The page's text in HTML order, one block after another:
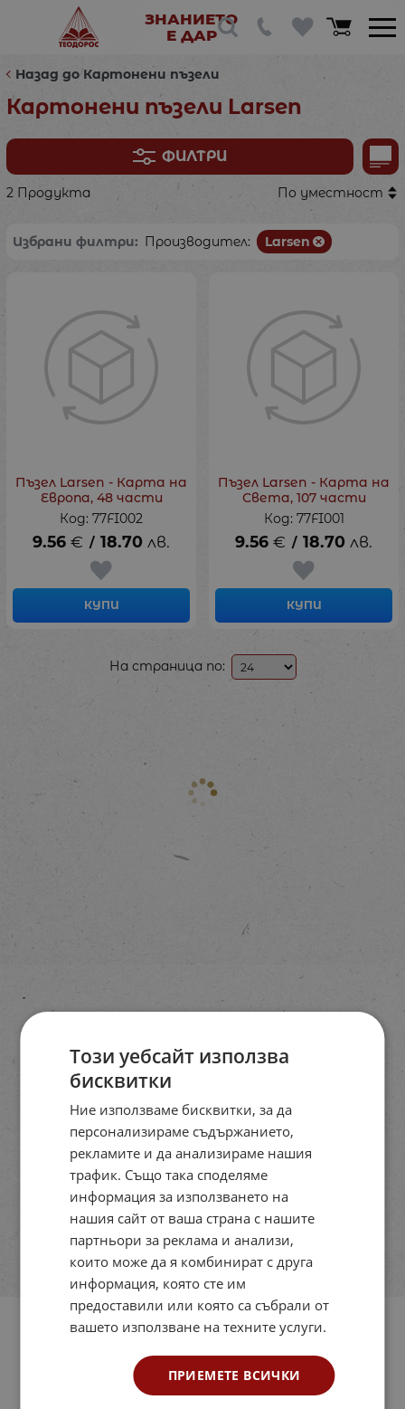
ЗНАНИЕТО
Е ДАР
Назад до Картонени пъзели
Картонени пъзели Larsen
ФИЛТРИ
2 Продукта По уместност
Избрани филтри: Производител: Larsen
Пъзел Larsen - Карта на
Европа, 48 части
Код: 77FI002
9.56 € / 18.70 лв.
КУПИ
Пъзел Larsen - Карта на
Света, 107 части
Код: 77FI001
9.56 € / 18.70 лв.
КУПИ
На страница по:
Този уебсайт използва
бисквитки
Ние използваме бисквитки, за да
персонализираме съдържанието,
рекламите и да анализираме нашия
трафик. Също така споделяме
информация за използването на
нашия сайт от ваша страна с нашите
партньори за реклама и анализи,
които може да я комбинират с друга
информация, която сте им
предоставили или която са събрали от
вашето използване на техните услуги.
ПРИЕМЕТЕ ВСИЧКИ